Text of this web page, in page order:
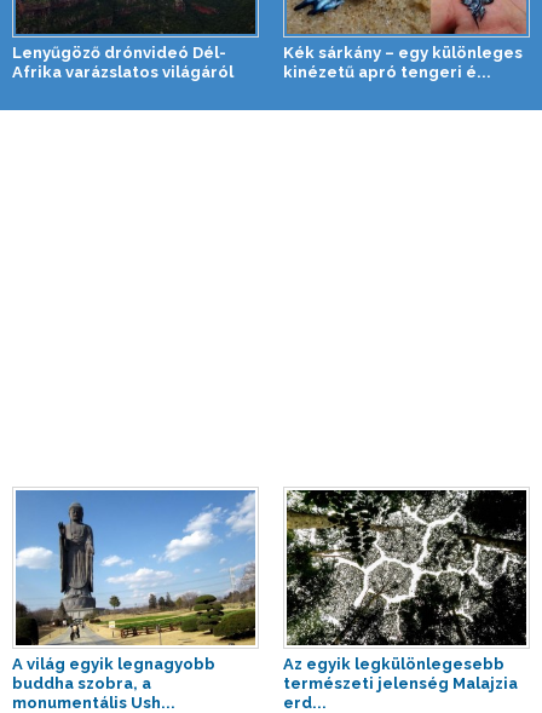
Lenyűgöző drónvideó Dél-
Afrika varázslatos világáról
Kék sárkány – egy különleges
kinézetű apró tengeri é...
A világ egyik legnagyobb
buddha szobra, a
monumentális Ush...
Az egyik legkülönlegesebb
természeti jelenség Malajzia
erd...